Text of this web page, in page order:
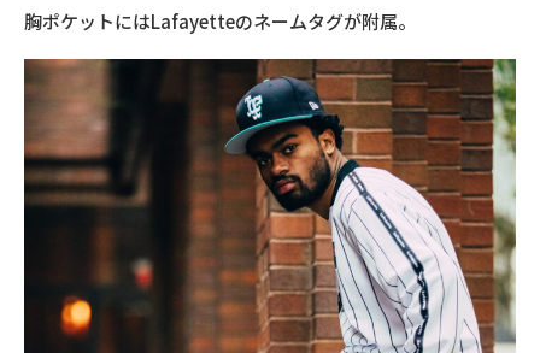
胸ポケットにはLafayetteのネームタグが附属。